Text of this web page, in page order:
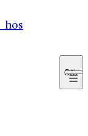
hos
Sök